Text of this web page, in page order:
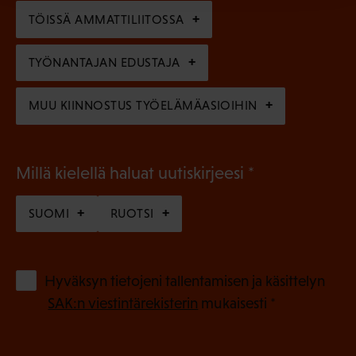
)
n
e
n
)
TÖISSÄ AMMATTILIITOSSA
TYÖNANTAJAN EDUSTAJA
MUU KIINNOSTUS TYÖELÄMÄASIOIHIN
Millä kielellä haluat uutiskirjeesi
o
l
SUOMI RUOTSI
Hyväksyn tietojeni tallentamisen ja käsittelyn
SAK:n viestintärekisterin mukaisesti *